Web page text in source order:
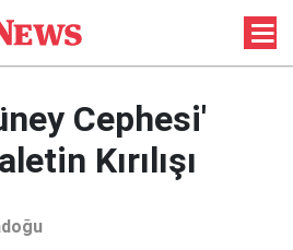
Cephesi'
Kırılışı